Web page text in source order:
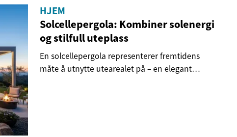
HJEM
Solcellepergola: Kombiner solenergi
og stilfull uteplass
En solcellepergola representerer fremtidens
måte å utnytte utearealet på – en elegant